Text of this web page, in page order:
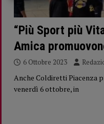
“Più Sport più
Amica
6 Ottobre 2023
Anche Coldiretti Piacenza
venerdì 6 ottobre, in